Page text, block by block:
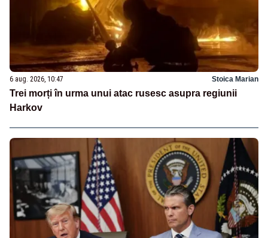
6 aug. 2026, 10:47 Stoica Marian
Trei morți în urma unui atac rusesc asupra regiunii
Harkov